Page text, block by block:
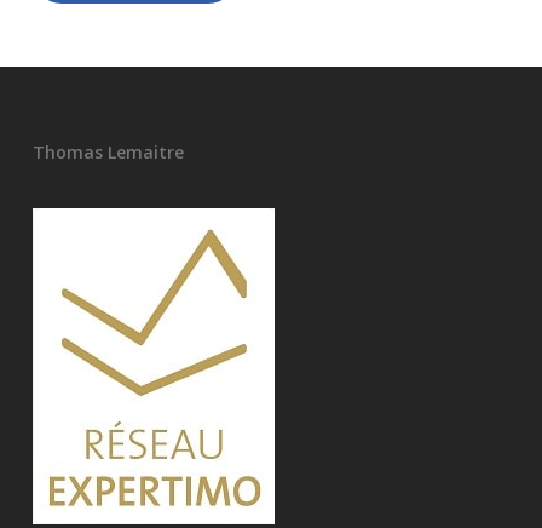
Thomas Lemaitre